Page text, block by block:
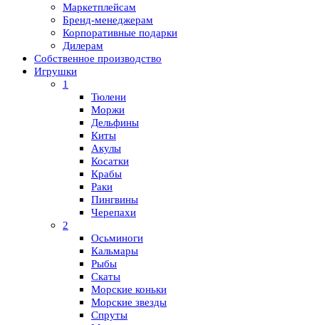
Маркетплейсам
Бренд-менеджерам
Корпоративные подарки
Дилерам
Собственное производство
Игрушки
1
Тюлени
Моржи
Дельфины
Киты
Акулы
Косатки
Крабы
Раки
Пингвины
Черепахи
2
Осьминоги
Кальмары
Рыбы
Скаты
Морские коньки
Морские звезды
Спруты